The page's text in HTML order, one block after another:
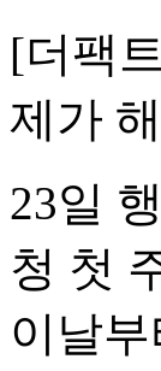
[더팩
제가
23일
청 첫
이날